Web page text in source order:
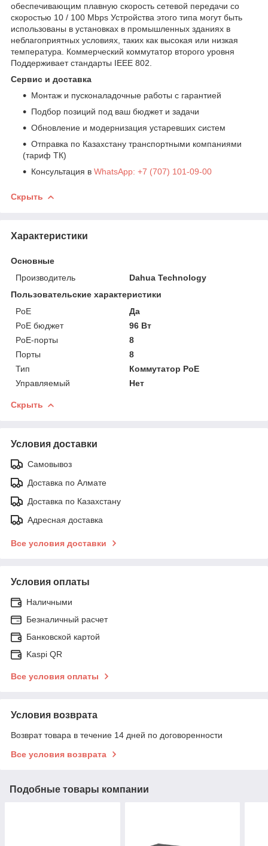
обеспечивающим плавную скорость сетевой передачи со
скоростью 10 / 100 Mbps Устройства этого типа могут быть
использованы в установках в промышленных зданиях в
неблагоприятных условиях, таких как высокая или низкая
температура. Коммерческий коммутатор второго уровня
Поддерживает стандарты IEEE 802.
Сервис и доставка
Монтаж и пусконаладочные работы с гарантией
Подбор позиций под ваш бюджет и задачи
Обновление и модернизация устаревших систем
Отправка по Казахстану транспортными компаниями
(тариф ТК)
Консультация в WhatsApp: +7 (707) 101-09-00
Скрыть
Характеристики
Основные
Производитель
Dahua Technology
Пользовательские характеристики
PoE
Да
PoE бюджет
96 Вт
PoE-порты
8
Порты
8
Тип
Коммутатор PoE
Управляемый
Нет
Скрыть
Условия доставки
Самовывоз
Доставка по Алмате
Доставка по Казахстану
Адресная доставка
Все условия доставки
Условия оплаты
Наличными
Безналичный расчет
Банковской картой
Kaspi QR
Все условия оплаты
Условия возврата
Возврат товара в течение 14 дней по договоренности
Все условия возврата
Подобные товары компании